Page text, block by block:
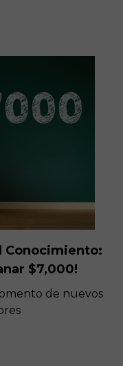
Conocimiento:
$7,000!
de nuevos